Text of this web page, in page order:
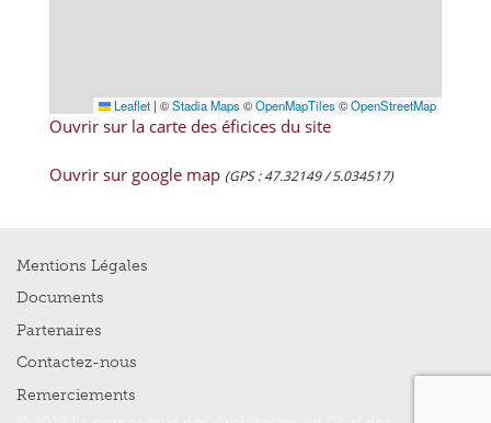
Leaflet | ©Stadia Maps ©OpenMapTiles ©OpenStreetMap
Ouvrir sur la carte des éficices du site
Ouvrir sur google map (GPS : 47.32149 / 5.034517)
Mentions Légales
Documents
Partenaires
Contactez-nous
Remerciements